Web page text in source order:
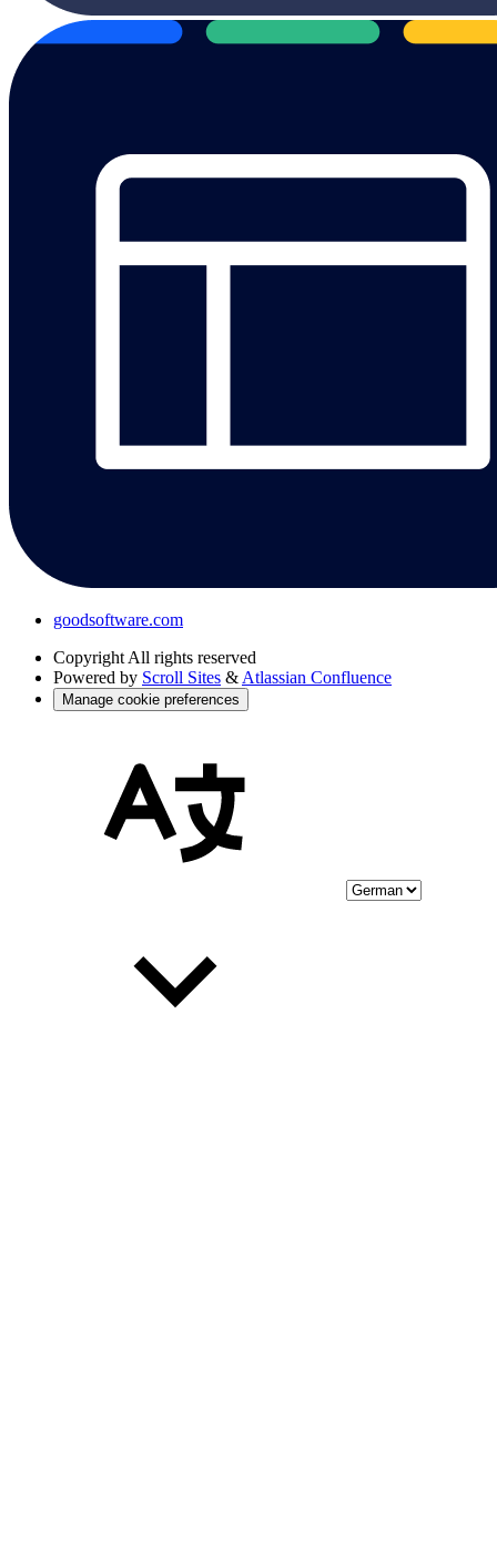
goodsoftware.com
Copyright All rights reserved
Powered by Scroll Sites & Atlassian Confluence
Manage cookie preferences